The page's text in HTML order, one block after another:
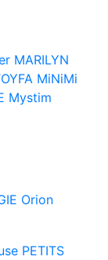
MARILYN
MiNiMi
Mystim
Orion
PETITS